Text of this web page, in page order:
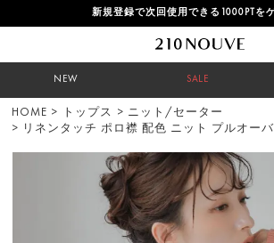
新規登録で次回使用できる1000PTを
NEW SALE
HOME > トップス > ニット/セーター
> リネンタッチ ポロ襟 配色 ニット プルオー